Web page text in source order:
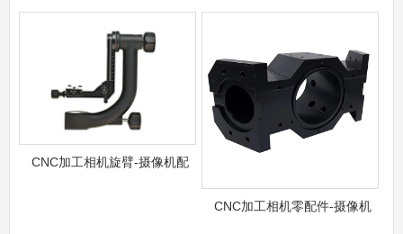
CNC加工相机旋臂-摄像机配
CNC加工相机零配件-摄像机